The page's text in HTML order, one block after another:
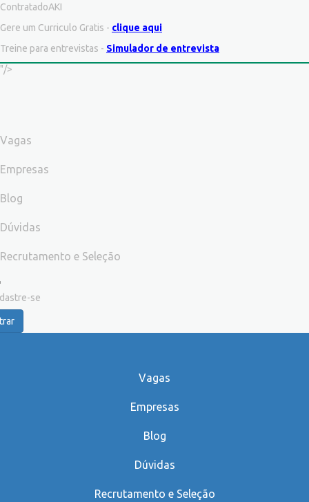
ContratadoAKI
Gere um Curriculo Gratis - clique aqui
Treine para entrevistas - Simulador de entrevista
"/>
Vagas
Empresas
Blog
Dúvidas
Recrutamento e Seleção
se
Vagas
Empresas
Blog
Dúvidas
Recrutamento e Seleção